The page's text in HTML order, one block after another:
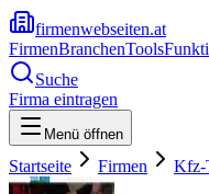
firmenwebseiten.at
FirmenBranchenTools
Suche
Firma eintragen
Menü öffnen
Startseite Firmen Kfz-